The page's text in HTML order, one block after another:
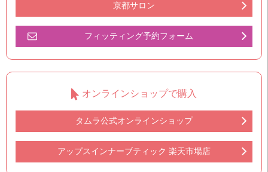
京都サロン
フィッティング予約フォーム
オンラインショップで購入
タムラ公式オンラインショップ
アップスインナーブティック 楽天市場店